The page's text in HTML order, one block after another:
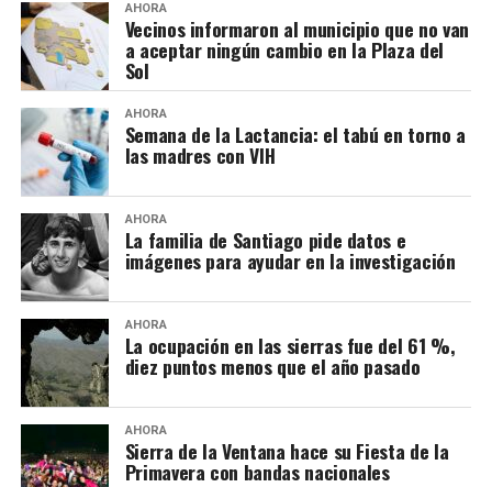
AHORA
Vecinos informaron al municipio que no van
a aceptar ningún cambio en la Plaza del
Sol
AHORA
Semana de la Lactancia: el tabú en torno a
las madres con VIH
AHORA
La familia de Santiago pide datos e
imágenes para ayudar en la investigación
AHORA
La ocupación en las sierras fue del 61 %,
diez puntos menos que el año pasado
AHORA
Sierra de la Ventana hace su Fiesta de la
Primavera con bandas nacionales